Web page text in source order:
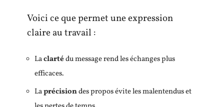
Voici ce que permet une expression
claire au travail :
Laclartédu message rend les échanges plus
efficaces.
Laprécisiondes propos évite les malentendus et